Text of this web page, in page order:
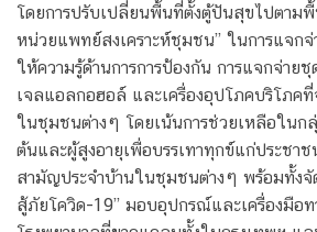
โดยการปรับเปลี่ยนพื้นที่ตั้งตู้ปันสุขไปตาม
หน่วยแพทย์สงเคราะห์ชุมชน” ในการแจก
ให้ความรู้ด้านการการป้องกัน การแจกจ่าย
เจลแอลกอฮอล์ และเครื่องอุปโภคบริโภค
ในชุมชนต่างๆ โดยเน้นการช่วยเหลือในก
ต้นและผู้สูงอายุเพื่อบรรเทาทุกข์แก่ประชา
สามัญประจำบ้านในชุมชนต่างๆ พร้อมทั้งจั
สู้ภัยโควิด-19” มอบอุปกรณ์และเครื่องมือ